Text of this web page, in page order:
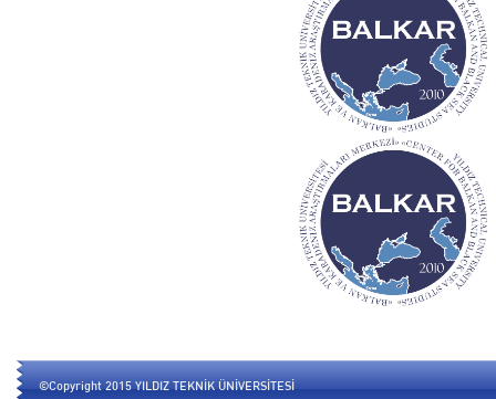
©Copyright 2015 YILDIZ TEKNİK ÜNİVERSİTESİ